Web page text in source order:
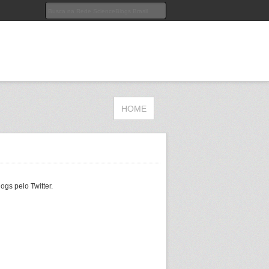
HOME
pelo Twitter.